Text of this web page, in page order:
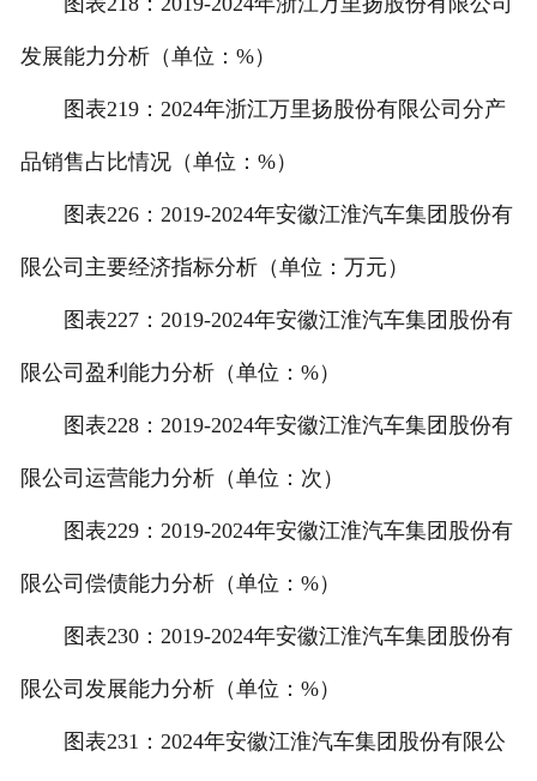
发展能力分析（单位：%）
图表219：2024年浙江万里扬股份有限公司分产
品销售占比情况（单位：%）
图表226：2019-2024年安徽江淮汽车集团股份有
限公司主要经济指标分析（单位：万元）
图表227：2019-2024年安徽江淮汽车集团股份有
限公司盈利能力分析（单位：%）
图表228：2019-2024年安徽江淮汽车集团股份有
限公司运营能力分析（单位：次）
图表229：2019-2024年安徽江淮汽车集团股份有
限公司偿债能力分析（单位：%）
图表230：2019-2024年安徽江淮汽车集团股份有
限公司发展能力分析（单位：%）
图表231：2024年安徽江淮汽车集团股份有限公